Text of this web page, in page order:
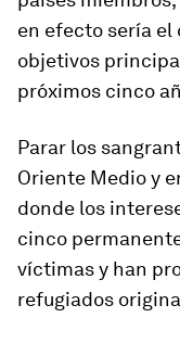
en efecto sería
objetivos
próximos cinco
Parar los
Oriente Medio y
donde los
cinco
víctimas y han
refugiados